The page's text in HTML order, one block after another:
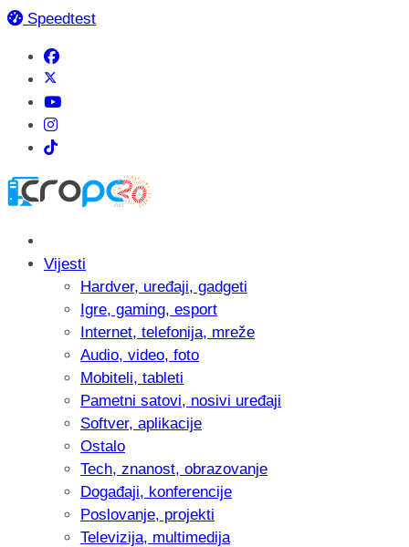
Speedtest
Vijesti
Hardver, uređaji, gadgeti
Igre, gaming, esport
Internet, telefonija, mreže
Audio, video, foto
Mobiteli, tableti
Pametni satovi, nosivi uređaji
Softver, aplikacije
Ostalo
Tech, znanost, obrazovanje
Događaji, konferencije
Poslovanje, projekti
Televizija, multimedija